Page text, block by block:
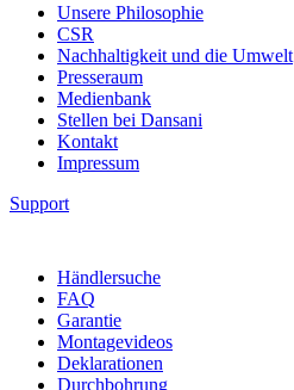
Unsere Philosophie
CSR
Nachhaltigkeit und die Umwelt
Presseraum
Medienbank
Stellen bei Dansani
Kontakt
Impressum
Support
Händlersuche
FAQ
Garantie
Montagevideos
Deklarationen
Durchbohrung